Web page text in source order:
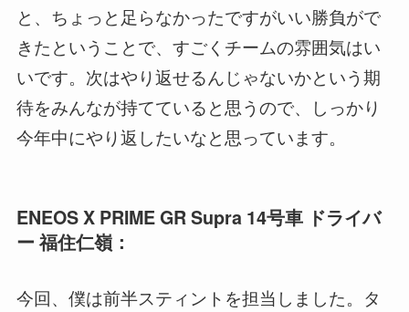
と、ちょっと足らなかったですがいい勝負がで
きたということで、すごくチームの雰囲気はい
いです。次はやり返せるんじゃないかという期
待をみんなが持てていると思うので、しっかり
今年中にやり返したいなと思っています。
ENEOS X PRIME GR Supra 14号車 ドライバ
ー 福住仁嶺：
今回、僕は前半スティントを担当しました。タ